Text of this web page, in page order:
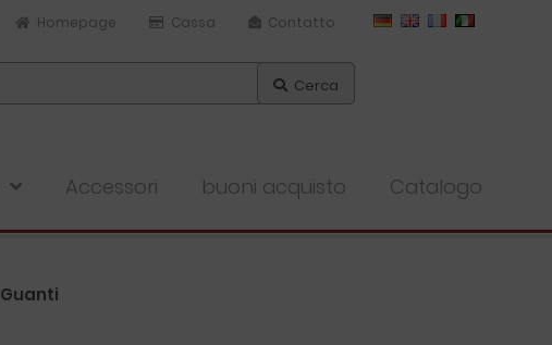
Homepage Cassa Contatto
Cerca
Accessori buoni acquisto Catalogo
Guanti